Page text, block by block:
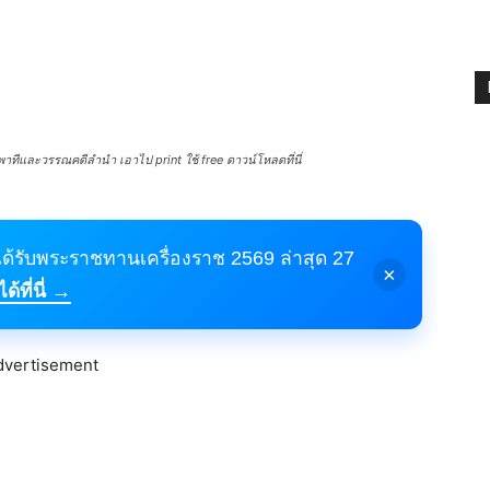
ทีและวรรณคดีลำนำ เอาไป print ใช้ free ดาวน์โหลดที่นี่
รับพระราชทานเครื่องราช 2569 ล่าสุด 27
ด้ที่นี่ →
×